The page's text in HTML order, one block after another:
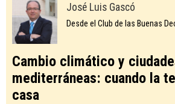
José Luis Gascó
Desde el Club de las Buenas
Cambio climático y
mediterráneas: cuando la
casa